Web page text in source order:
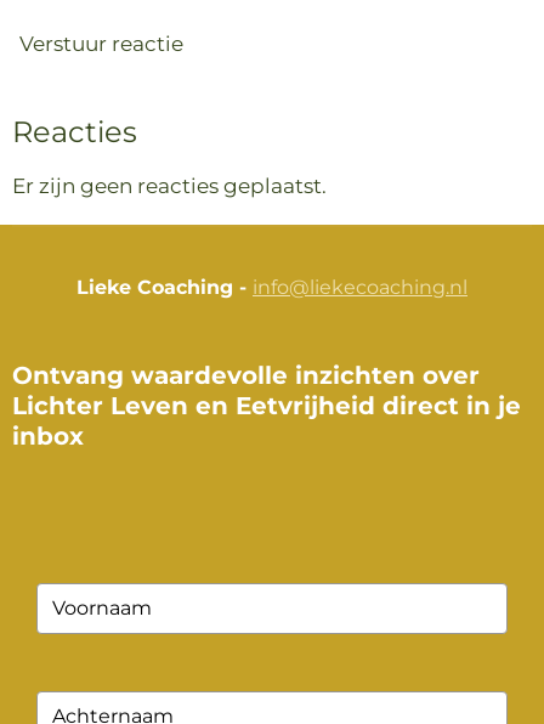
Verstuur reactie
Reacties
Er zijn geen reacties geplaatst.
Lieke Coaching - info@liekecoaching.nl
Ontvang waardevolle inzichten over
Lichter Leven en Eetvrijheid direct in je
inbox